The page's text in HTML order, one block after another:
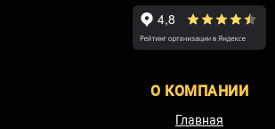
О КОМПАНИИ
Главная